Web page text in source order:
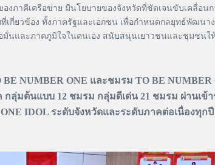
าคีเครือข่าย มีนโยบายของจังหวัดที่ชัดเจนขับเคลื่อน
ยวข้อง ทั้งภาครัฐและเอกชน เพื่อกำหนดกลยุทธ์พัฒนา
และภาคภูมิใจในตนเอง สนับสนุนเยาวชนและชุมชนให้
NUMBER ONE และชมรม TO BE
ลุ่มต้นแบบ 12 ชมรม กลุ่มดีเด่น 21 ชมรม ผ่านเข้
IDOL ระดับจังหวัดและระดับภาคต่อเนื่องทุ